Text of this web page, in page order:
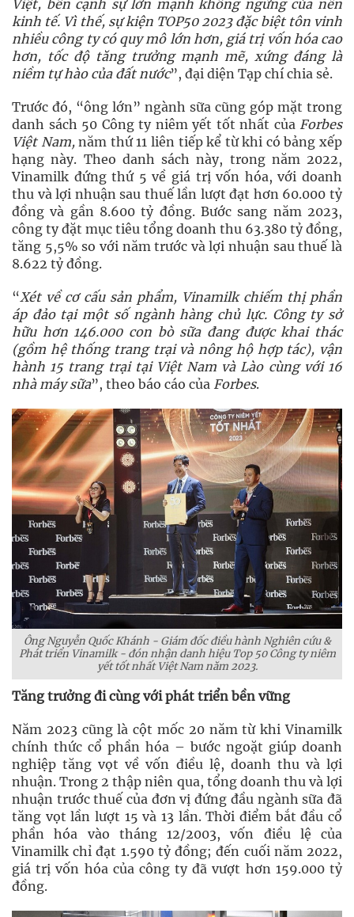
Việt, bên cạnh sự lớn mạnh không ngừng của nền
kinh tế. Vì thế, sự kiện TOP50 2023 đặc biệt tôn vinh
nhiều công ty có quy mô lớn hơn, giá trị vốn hóa cao
hơn, tốc độ tăng trưởng mạnh mẽ, xứng đáng là
niềm tự hào của đất nước”, đại diện Tạp chí chia sẻ.
Trước đó, “ông lớn” ngành sữa cũng góp mặt trong
danh sách 50 Công ty niêm yết tốt nhất của Forbes
Việt Nam,năm thứ 11 liên tiếp kể từ khi có bảng xếp
hạng này. Theo danh sách này, trong năm 2022,
Vinamilk đứng thứ 5 về giá trị vốn hóa, với doanh
thu và lợi nhuận sau thuế lần lượt đạt hơn 60.000 tỷ
đồng và gần 8.600 tỷ đồng. Bước sang năm 2023,
công ty đặt mục tiêu tổng doanh thu 63.380 tỷ đồng,
tăng 5,5% so với năm trước và lợi nhuận sau thuế là
8.622 tỷ đồng.
“Xét về cơ cấu sản phẩm, Vinamilk chiếm thị phần
áp đảo tại một số ngành hàng chủ lực. Công ty sở
hữu hơn 146.000 con bò sữa đang được khai thác
(gồm hệ thống trang trại và nông hộ hợp tác), vận
hành 15 trang trại tại Việt Nam và Lào cùng với 16
nhà máy sữa”, theo báo cáo của Forbes.
Ông Nguyễn Quốc Khánh - Giám đốc điều hành Nghiên cứu &
Phát triển Vinamilk - đón nhận danh hiệu Top 50 Công ty niêm
yết tốt nhất Việt Nam năm 2023.
Tăng trưởng đi cùng với phát triển bền vững
Năm 2023 cũng là cột mốc 20 năm từ khi Vinamilk
chính thức cổ phần hóa – bước ngoặt giúp doanh
nghiệp tăng vọt về vốn điều lệ, doanh thu và lợi
nhuận. Trong 2 thập niên qua, tổng doanh thu và lợi
nhuận trước thuế của đơn vị đứng đầu ngành sữa đã
tăng vọt lần lượt 15 và 13 lần. Thời điểm bắt đầu cổ
phần hóa vào tháng 12/2003, vốn điều lệ của
Vinamilk chỉ đạt 1.590 tỷ đồng; đến cuối năm 2022,
giá trị vốn hóa của công ty đã vượt hơn 159.000 tỷ
đồng.